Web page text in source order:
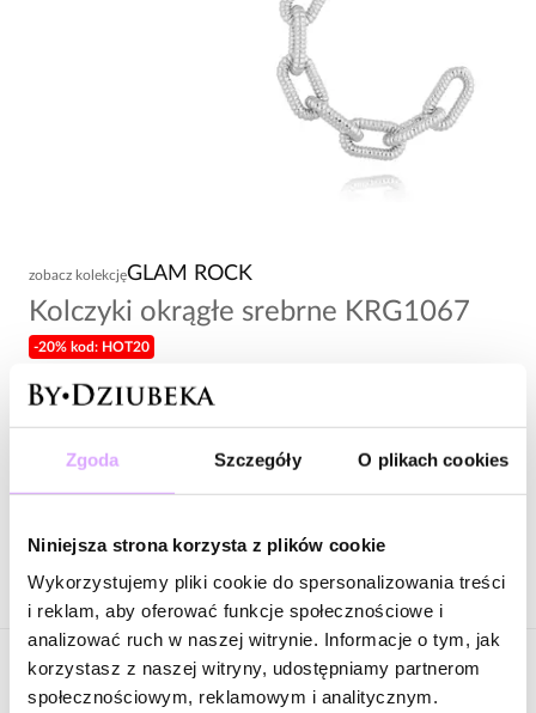
Zgoda Szczegóły O plikach cookies
Niniejsza strona korzysta z plików cookie
Wykorzystujemy pliki cookie do spersonalizowania treści
i reklam, aby oferować funkcje społecznościowe i
analizować ruch w naszej witrynie. Informacje o tym, jak
korzystasz z naszej witryny, udostępniamy partnerom
społecznościowym, reklamowym i analitycznym.
zobacz kolekcjęGLAM ROCK
Kolczyki okrągłe srebrne KRG1067
-20% kod: HOT20
69,00 zł
Zapytaj o produkt
Opis produktu
Surowiec: mosiądz.
Kolor surowca: srebrny.
Wielkość kolczyków: 3,28 cm x 0,60 cm.
Opinie